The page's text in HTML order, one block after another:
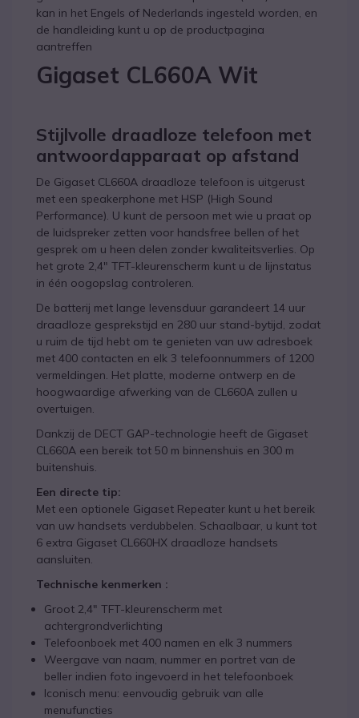
kan in het Engels of Nederlands ingesteld worden, en
de handleiding kunt u op de productpagina
aantreffen
Gigaset CL660A Wit
Stijlvolle draadloze telefoon met
antwoordapparaat op afstand
De Gigaset CL660A draadloze telefoon is uitgerust
met een speakerphone met HSP (High Sound
Performance). U kunt de persoon met wie u praat op
de luidspreker zetten voor handsfree bellen of het
gesprek om u heen delen zonder kwaliteitsverlies. Op
het grote 2,4" TFT-kleurenscherm kunt u de lijnstatus
in één oogopslag controleren.
De batterij met lange levensduur garandeert 14 uur
draadloze gesprekstijd en 280 uur stand-bytijd, zodat
u ruim de tijd hebt om te genieten van uw adresboek
met 400 contacten en elk 3 telefoonnummers of 1200
vermeldingen. Het platte, moderne ontwerp en de
hoogwaardige afwerking van de CL660A zullen u
overtuigen.
Dankzij de DECT GAP-technologie heeft de Gigaset
CL660A een bereik tot 50 m binnenshuis en 300 m
buitenshuis.
Een directe tip:
Met een optionele Gigaset Repeater kunt u het bereik
van uw handsets verdubbelen. Schaalbaar, u kunt tot
6 extra Gigaset CL660HX draadloze handsets
aansluiten.
Technische kenmerken :
Groot 2,4" TFT-kleurenscherm met
achtergrondverlichting
Telefoonboek met 400 namen en elk 3 nummers
Weergave van naam, nummer en portret van de
beller indien foto ingevoerd in het telefoonboek
Iconisch menu: eenvoudig gebruik van alle
menufuncties